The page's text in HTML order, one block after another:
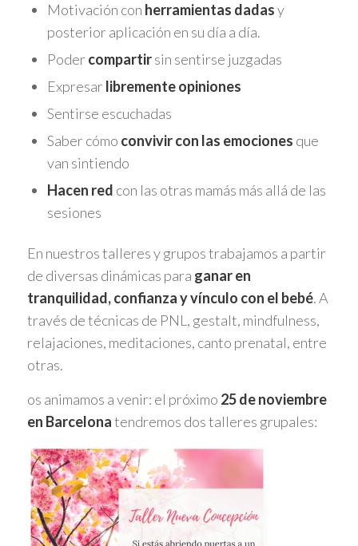
Motivación con herramientas dadasy
posterior aplicación en su día a día.
Podercompartirsin sentirse juzgadas
Expresarlibremente opiniones
Sentirse escuchadas
Saber cómo convivir con las emociones que
van sintiendo
Hacen red con las otras mamás más allá de las
sesiones
En nuestros talleres y grupos trabajamos a partir
de diversas dinámicas para ganar en
tranquilidad, confianza y vínculo con el bebé. A
través de técnicas de PNL, gestalt, mindfulness,
relajaciones, meditaciones, canto prenatal, entre
otras.
os animamos a venir: el próximo 25 de noviembre
en Barcelonatendremos dos talleres grupales: